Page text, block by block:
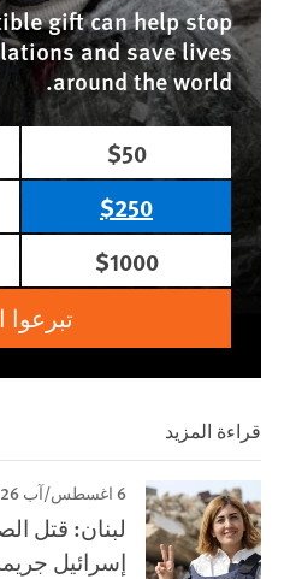
gift can help stop
and save lives
around the world.
$50
$250
$1000
تبرعوا
قراءة المزيد
6 اغسطس/آب 2026
لبنان: قتل
إسرائيل